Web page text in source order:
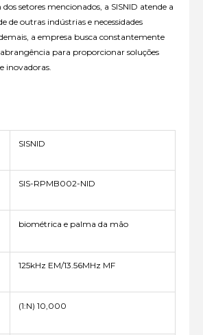
setores mencionados, a SISNID atende a
de outras indústrias e necessidades
a empresa busca constantemente
para proporcionar soluções
inovadoras.
SISNID
SIS-RPMB002-NID
biométrica e palma da mão
125kHz EM/13.56MHz MF
(1:N) 10,000